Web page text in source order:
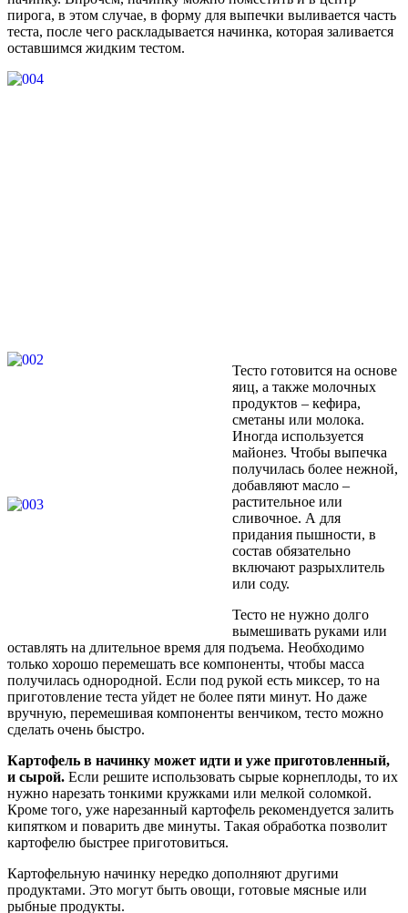
пирога, в этом случае, в форму для выпечки выливается часть
теста, после чего раскладывается начинка, которая заливается
оставшимся жидким тестом.
Тесто готовится на основе
яиц, а также молочных
продуктов – кефира,
сметаны или молока.
Иногда используется
майонез. Чтобы выпечка
получилась более нежной,
добавляют масло –
растительное или
сливочное. А для
придания пышности, в
состав обязательно
включают разрыхлитель
или соду.
Тесто не нужно долго
вымешивать руками или
оставлять на длительное время для подъема. Необходимо
только хорошо перемешать все компоненты, чтобы масса
получилась однородной. Если под рукой есть миксер, то на
приготовление теста уйдет не более пяти минут. Но даже
вручную, перемешивая компоненты венчиком, тесто можно
сделать очень быстро.
Картофель в начинку может идти и уже приготовленный,
и сырой. Если решите использовать сырые корнеплоды, то их
нужно нарезать тонкими кружками или мелкой соломкой.
Кроме того, уже нарезанный картофель рекомендуется залить
кипятком и поварить две минуты. Такая обработка позволит
картофелю быстрее приготовиться.
Картофельную начинку нередко дополняют другими
продуктами. Это могут быть овощи, готовые мясные или
рыбные продукты.